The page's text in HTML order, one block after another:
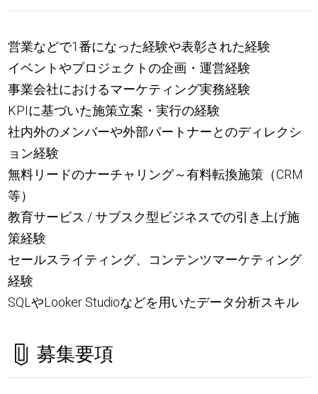
営業などで1番になった経験や表彰された経験
イベントやプロジェクトの企画・運営経験
事業会社におけるマーケティング実務経験
KPIに基づいた施策立案・実行の経験
社内外のメンバーや外部パートナーとのディレクシ
ョン経験
無料リードのナーチャリング～有料転換施策（CRM
等）
教育サービス / サブスク型ビジネスでの引き上げ施
策経験
セールスライティング、コンテンツマーケティング
経験
SQLやLooker Studioなどを用いたデータ分析スキル
募集要項